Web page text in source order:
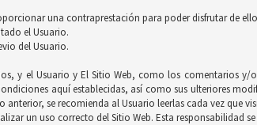
una contraprestación para poder disfrutar de
el Usuario.
del Usuario.
y el Usuario y El Sitio Web, como los comentarios y/
aquí establecidas, así como sus ulteriores
se recomienda al Usuario leerlas cada vez que
un uso correcto del Sitio Web. Esta responsabilidad se